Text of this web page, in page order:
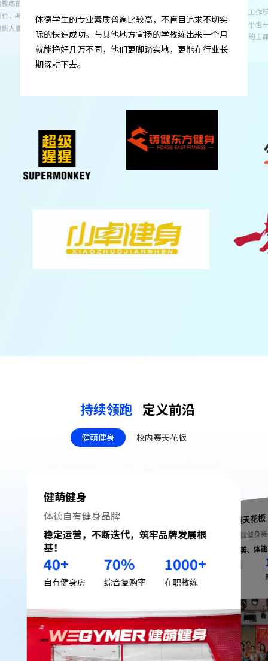
目追求不切实
练出来一个月
更能在行业长体德的学生工作积极主动，不仅具备过硬的专业素
养，服务水平也十分出色。有一套完善的服务流程，
以及标准化的上课体系。
们如何成为一个
识，所以体德毕
应期短。
持续领跑 定义前沿
健萌健身 校内赛天花板
健萌健身
体德⾃有健身品牌
稳定运营，不断迭代，筑牢品牌发展根
基！
40+
自有健身房
70%
综合复购率
1000+
在职教练
校内赛天花板
打造校园健
覆盖健美、
届